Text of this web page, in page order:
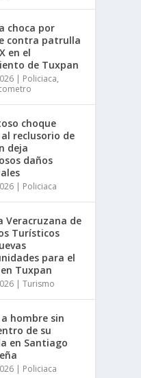
choca por
contra patrulla
en el
de Tuxpan
| Policiaca,
choque
reclusorio de
deja
daños
| Policiaca
Veracruzana de
Turísticos
para el
Tuxpan
| Turismo
hombre sin
de su
en Santiago
| Policiaca